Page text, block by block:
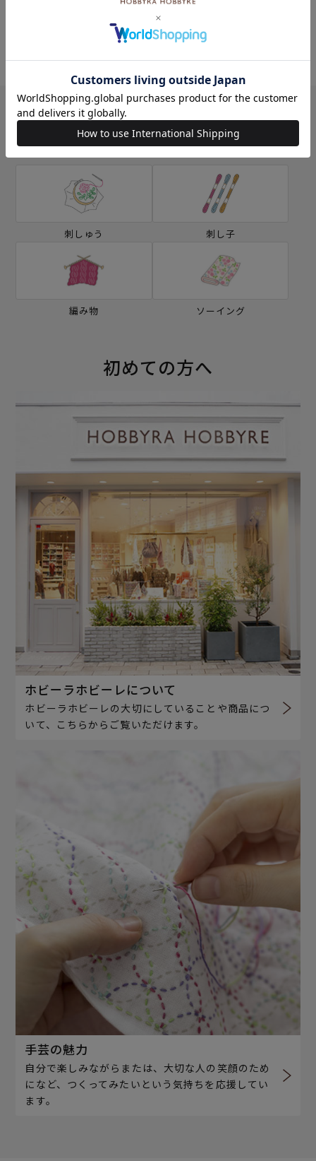
ソーイングボックス
カテゴリー別の学ぶ
刺しゅう 刺し子
編み物 ソーイング
初めての方へ
ホビーラホビーレについて
ホビーラホビーレの大切にしていることや商品につ
いて、こちらからご覧いただけます。
手芸の魅力
自分で楽しみながらまたは、大切な人の笑顔のため
になど、つくってみたいという気持ちを応援してい
ます。